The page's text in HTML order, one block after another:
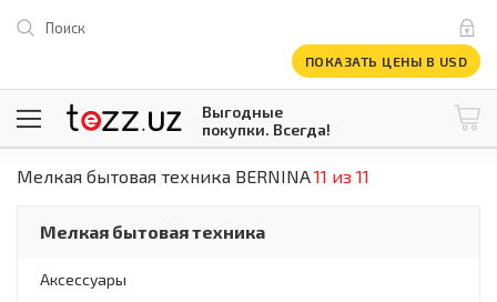
Поиск
ПОКАЗАТЬ ЦЕНЫ В USD
Выгодные
покупки. Всегда!
1 USD = 12 296.16 сум \ @tezzuz
Все категории
Компьютеры и оргтехника
Телевизоры
Климатическая техника
Мелкая бытовая техника BERNINA11 из 11
Мелкая бытовая техника
Аксессуары